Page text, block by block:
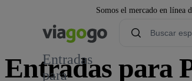
Somos el mercado en línea
Entradas
para
Entradas para